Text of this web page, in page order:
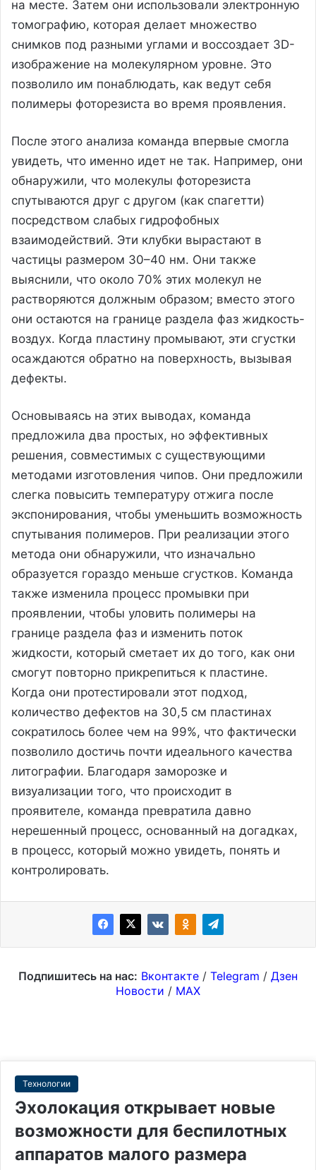
на месте. Затем они использовали электронную
томографию, которая делает множество
снимков под разными углами и воссоздает 3D-
изображение на молекулярном уровне. Это
позволило им понаблюдать, как ведут себя
полимеры фоторезиста во время проявления.
После этого анализа команда впервые смогла
увидеть, что именно идет не так. Например, они
обнаружили, что молекулы фоторезиста
спутываются друг с другом (как спагетти)
посредством слабых гидрофобных
взаимодействий. Эти клубки вырастают в
частицы размером 30–40 нм. Они также
выяснили, что около 70% этих молекул не
растворяются должным образом; вместо этого
они остаются на границе раздела фаз жидкость-
воздух. Когда пластину промывают, эти сгустки
осаждаются обратно на поверхность, вызывая
дефекты.
Основываясь на этих выводах, команда
предложила два простых, но эффективных
решения, совместимых с существующими
методами изготовления чипов. Они предложили
слегка повысить температуру отжига после
экспонирования, чтобы уменьшить возможность
спутывания полимеров. При реализации этого
метода они обнаружили, что изначально
образуется гораздо меньше сгустков. Команда
также изменила процесс промывки при
проявлении, чтобы уловить полимеры на
границе раздела фаз и изменить поток
жидкости, который сметает их до того, как они
смогут повторно прикрепиться к пластине.
Когда они протестировали этот подход,
количество дефектов на 30,5 см пластинах
сократилось более чем на 99%, что фактически
позволило достичь почти идеального качества
литографии. Благодаря заморозке и
визуализации того, что происходит в
проявителе, команда превратила давно
нерешенный процесс, основанный на догадках,
в процесс, который можно увидеть, понять и
контролировать.
Подпишитесь на нас: Вконтакте / Telegram / Дзен
Новости / MAX